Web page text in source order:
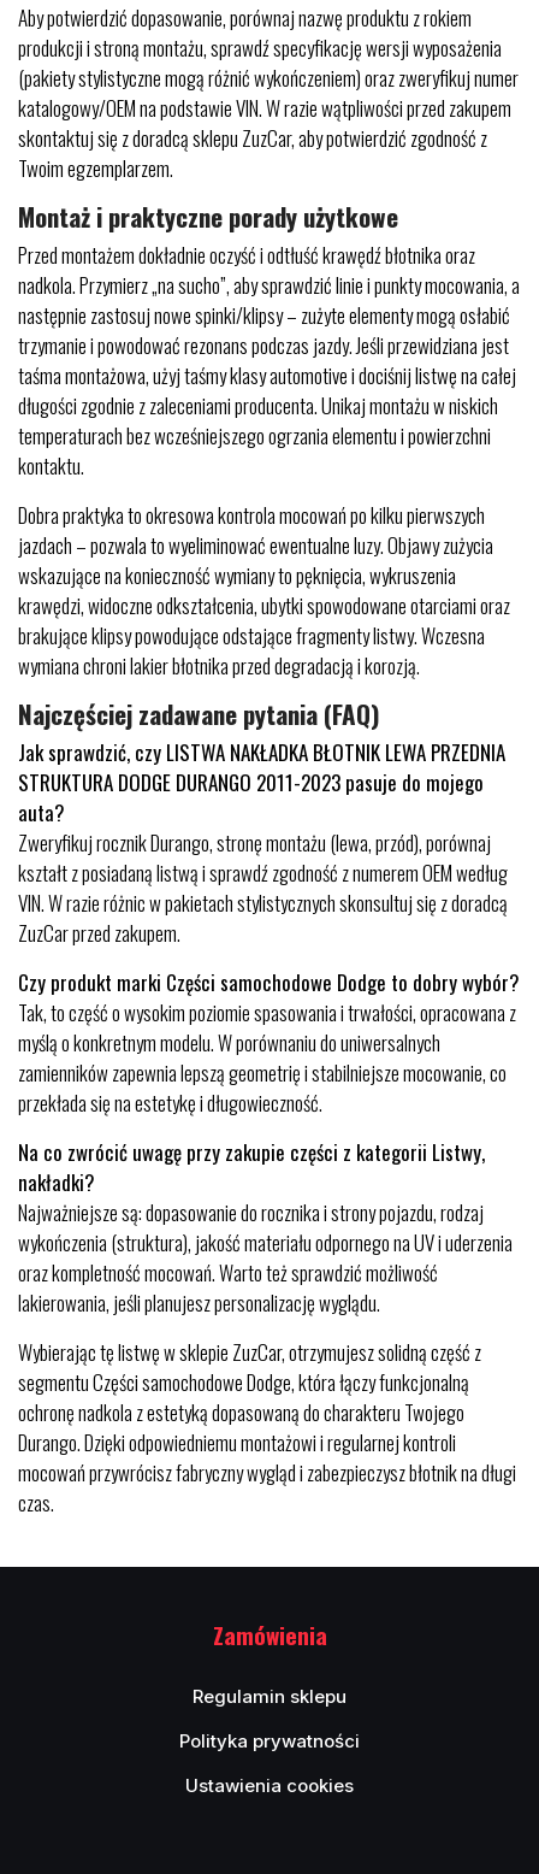
Aby potwierdzić dopasowanie, porównaj nazwę produktu z rokiem
produkcji i stroną montażu, sprawdź specyfikację wersji wyposażenia
(pakiety stylistyczne mogą różnić wykończeniem) oraz zweryfikuj numer
katalogowy/OEM na podstawie VIN. W razie wątpliwości przed zakupem
skontaktuj się z doradcą sklepu ZuzCar, aby potwierdzić zgodność z
Twoim egzemplarzem.
Montaż i praktyczne porady użytkowe
Przed montażem dokładnie oczyść i odtłuść krawędź błotnika oraz
nadkola. Przymierz „na sucho”, aby sprawdzić linie i punkty mocowania, a
następnie zastosuj nowe spinki/klipsy – zużyte elementy mogą osłabić
trzymanie i powodować rezonans podczas jazdy. Jeśli przewidziana jest
taśma montażowa, użyj taśmy klasy automotive i dociśnij listwę na całej
długości zgodnie z zaleceniami producenta. Unikaj montażu w niskich
temperaturach bez wcześniejszego ogrzania elementu i powierzchni
kontaktu.
Dobra praktyka to okresowa kontrola mocowań po kilku pierwszych
jazdach – pozwala to wyeliminować ewentualne luzy. Objawy zużycia
wskazujące na konieczność wymiany to pęknięcia, wykruszenia
krawędzi, widoczne odkształcenia, ubytki spowodowane otarciami oraz
brakujące klipsy powodujące odstające fragmenty listwy. Wczesna
wymiana chroni lakier błotnika przed degradacją i korozją.
Najczęściej zadawane pytania (FAQ)
Jak sprawdzić, czy LISTWA NAKŁADKA BŁOTNIK LEWA PRZEDNIA
STRUKTURA DODGE DURANGO 2011-2023 pasuje do mojego
auta?
Zweryfikuj rocznik Durango, stronę montażu (lewa, przód), porównaj
kształt z posiadaną listwą i sprawdź zgodność z numerem OEM według
VIN. W razie różnic w pakietach stylistycznych skonsultuj się z doradcą
ZuzCar przed zakupem.
Czy produkt marki Części samochodowe Dodge to dobry wybór?
Tak, to część o wysokim poziomie spasowania i trwałości, opracowana z
myślą o konkretnym modelu. W porównaniu do uniwersalnych
zamienników zapewnia lepszą geometrię i stabilniejsze mocowanie, co
przekłada się na estetykę i długowieczność.
Na co zwrócić uwagę przy zakupie części z kategorii Listwy,
nakładki?
Najważniejsze są: dopasowanie do rocznika i strony pojazdu, rodzaj
wykończenia (struktura), jakość materiału odpornego na UV i uderzenia
oraz kompletność mocowań. Warto też sprawdzić możliwość
lakierowania, jeśli planujesz personalizację wyglądu.
Wybierając tę listwę w sklepie ZuzCar, otrzymujesz solidną część z
segmentu Części samochodowe Dodge, która łączy funkcjonalną
ochronę nadkola z estetyką dopasowaną do charakteru Twojego
Durango. Dzięki odpowiedniemu montażowi i regularnej kontroli
mocowań przywrócisz fabryczny wygląd i zabezpieczysz błotnik na długi
czas.
Zamówienia
Regulamin sklepu
Polityka prywatności
Ustawienia cookies